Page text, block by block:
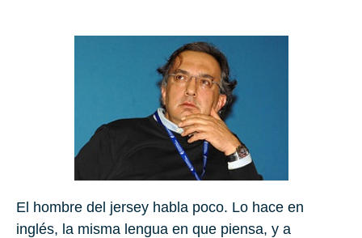
El hombre del jersey habla poco. Lo hace en
inglés, la misma lengua en que piensa, y a